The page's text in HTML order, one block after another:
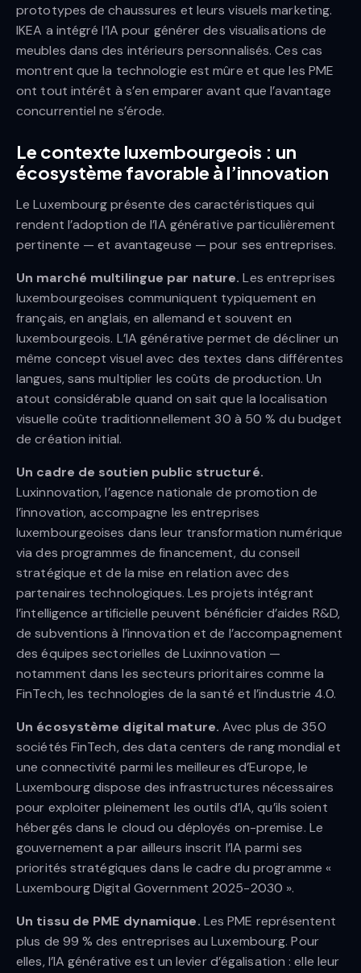
prototypes de chaussures et leurs visuels marketing.
IKEA a intégré l’IA pour générer des visualisations de
meubles dans des intérieurs personnalisés. Ces cas
montrent que la technologie est mûre et que les PME
ont tout intérêt à s’en emparer avant que l’avantage
concurrentiel ne s’érode.
Le contexte luxembourgeois : un
écosystème favorable à l’innovation
Le Luxembourg présente des caractéristiques qui
rendent l’adoption de l’IA générative particulièrement
pertinente — et avantageuse — pour ses entreprises.
Un marché multilingue par nature. Les entreprises
luxembourgeoises communiquent typiquement en
français, en anglais, en allemand et souvent en
luxembourgeois. L’IA générative permet de décliner un
même concept visuel avec des textes dans différentes
langues, sans multiplier les coûts de production. Un
atout considérable quand on sait que la localisation
visuelle coûte traditionnellement 30 à 50 % du budget
de création initial.
Un cadre de soutien public structuré.
Luxinnovation, l’agence nationale de promotion de
l’innovation, accompagne les entreprises
luxembourgeoises dans leur transformation numérique
via des programmes de financement, du conseil
stratégique et de la mise en relation avec des
partenaires technologiques. Les projets intégrant
l’intelligence artificielle peuvent bénéficier d’aides R&D,
de subventions à l’innovation et de l’accompagnement
des équipes sectorielles de Luxinnovation —
notamment dans les secteurs prioritaires comme la
FinTech, les technologies de la santé et l’industrie 4.0.
Un écosystème digital mature. Avec plus de 350
sociétés FinTech, des data centers de rang mondial et
une connectivité parmi les meilleures d’Europe, le
Luxembourg dispose des infrastructures nécessaires
pour exploiter pleinement les outils d’IA, qu’ils soient
hébergés dans le cloud ou déployés on-premise. Le
gouvernement a par ailleurs inscrit l’IA parmi ses
priorités stratégiques dans le cadre du programme «
Luxembourg Digital Government 2025-2030 ».
Un tissu de PME dynamique. Les PME représentent
plus de 99 % des entreprises au Luxembourg. Pour
elles, l’IA générative est un levier d’égalisation : elle leur